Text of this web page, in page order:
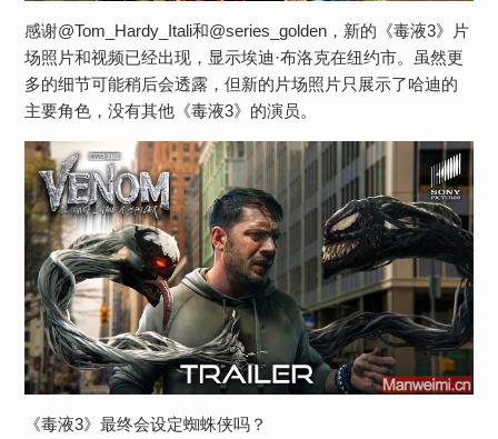
感谢@Tom_Hardy_Itali和@series_golden，新的《毒液3》片
场照片和视频已经出现，显示埃迪·布洛克在纽约市。虽然更
多的细节可能稍后会透露，但新的片场照片只展示了哈迪的
主要角色，没有其他《毒液3》的演员。
《毒液3》最终会设定蜘蛛侠吗？